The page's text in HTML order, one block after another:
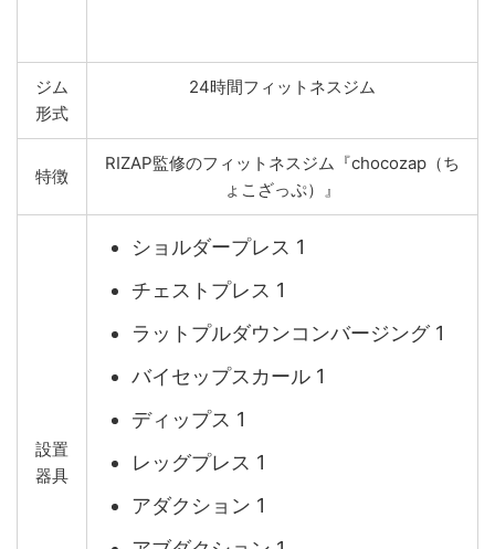
ジム
形式
24時間フィットネスジム
特徴
RIZAP監修のフィットネスジム『chocozap（ち
ょこざっぷ）』
設置
器具
ショルダープレス 1
チェストプレス 1
ラットプルダウンコンバージング 1
バイセップスカール 1
ディップス 1
レッグプレス 1
アダクション 1